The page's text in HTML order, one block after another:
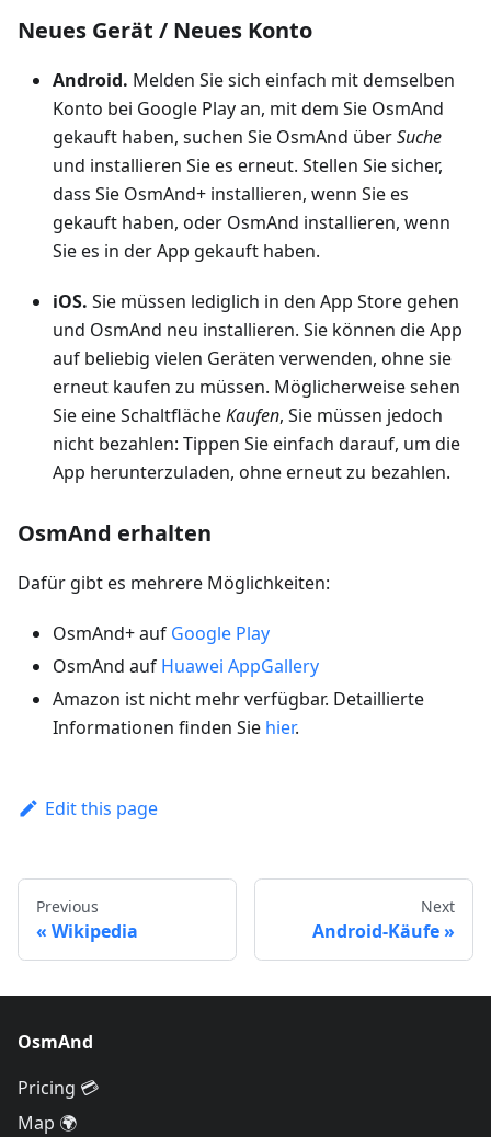
Neues Gerät / Neues Konto
Android. Melden Sie sich einfach mit demselben
Konto bei Google Play an, mit dem Sie OsmAnd
gekauft haben, suchen Sie OsmAnd überSuche
und installieren Sie es erneut. Stellen Sie sicher,
dass Sie OsmAnd+ installieren, wenn Sie es
gekauft haben, oder OsmAnd installieren, wenn
Sie es in der App gekauft haben.
iOS. Sie müssen lediglich in den App Store gehen
und OsmAnd neu installieren. Sie können die App
auf beliebig vielen Geräten verwenden, ohne sie
erneut kaufen zu müssen. Möglicherweise sehen
Sie eine SchaltflächeKaufen, Sie müssen jedoch
nicht bezahlen: Tippen Sie einfach darauf, um die
App herunterzuladen, ohne erneut zu bezahlen.
OsmAnd erhalten
Dafür gibt es mehrere Möglichkeiten:
OsmAnd+ auf Google Play
OsmAnd auf Huawei AppGallery
Amazon ist nicht mehr verfügbar. Detaillierte
Informationen finden Sie hier.
Edit this page
Previous
Wikipedia
Next
Android-Käufe
OsmAnd
Pricing 💳
Map 🌍